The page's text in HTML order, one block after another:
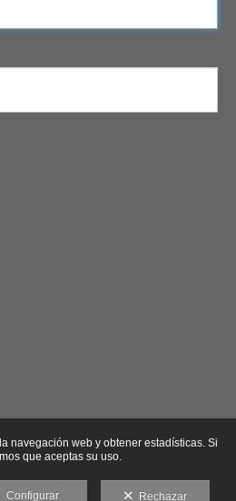
navegación web y obtener estadísticas. Si
que aceptas su uso.
Configurar Rechazar